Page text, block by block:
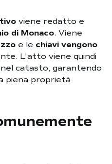
viene redatto e
di Monaco. Viene
e le chiavi vengono
L'atto viene quindi
catasto, garantendo
piena proprietà